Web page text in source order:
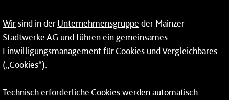
24-Stunden-Telefon*
06131 – 12 77 77
Fax: 06131 – 12 66 66
Wirsind in derUnternehmensgruppe der Mainzer
Stadtwerke AG und führen ein gemeinsames
Einwilligungsmanagement für Cookies und Vergleichbares
(„Cookies“).
Technisch erforderliche Cookies werden automatisch